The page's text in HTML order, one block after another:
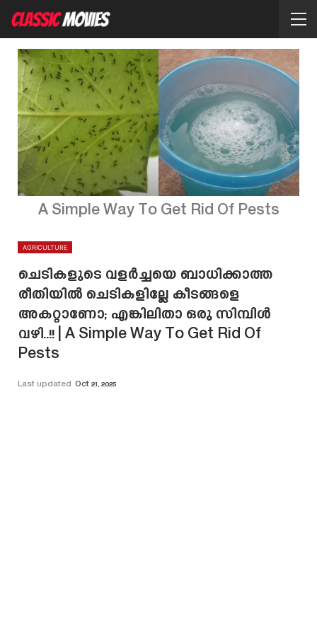
A Simple Way To Get Rid Of Pests
AGRICULTURE
ചെടികളുടെ വളർച്ചയെ ബാധിക്കാത്ത
രീതിയിൽ ചെടികളില്ലേ കീടങ്ങളെ
അകറ്റാണോ; എങ്കിലിതാ ഒരു സിമ്പിൾ
വഴി..!! | A Simple Way To Get Rid Of
Pests
Last updated Oct 21, 2025